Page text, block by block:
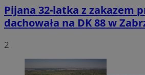
Pijana 32-latka z zakazem
dachowała na DK 88 w
2